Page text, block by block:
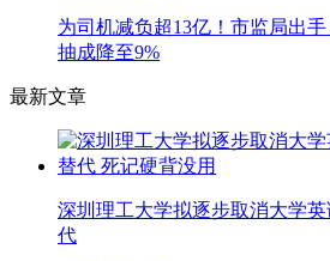
为司机减负超13亿！市监局出
抽成降至9%
最新文章
深圳理工大学拟逐步取消大学
代